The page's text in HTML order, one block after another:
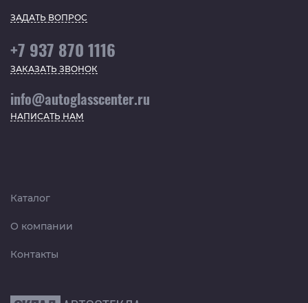
ЗАДАТЬ ВОПРОС
+7 937 870 1116
ЗАКАЗАТЬ ЗВОНОК
info@autoglasscenter.ru
НАПИСАТЬ НАМ
Каталог
О компании
Контакты